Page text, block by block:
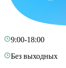
9:00-18:00
Без выходных